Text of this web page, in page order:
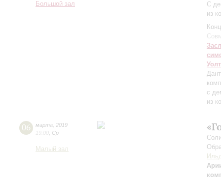
Большой зал
С
из
с
из
06 марта
2019
19:00 Ср
Малый зал